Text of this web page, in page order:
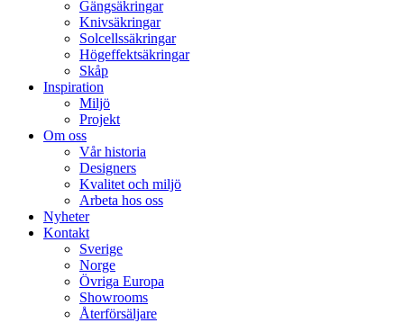
Gängsäkringar
Knivsäkringar
Solcellssäkringar
Högeffektsäkringar
Skåp
Inspiration
Miljö
Projekt
Om oss
Vår historia
Designers
Kvalitet och miljö
Arbeta hos oss
Nyheter
Kontakt
Sverige
Norge
Övriga Europa
Showrooms
Återförsäljare